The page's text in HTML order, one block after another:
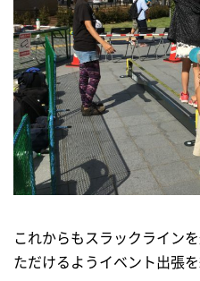
これからもスラックライン
ただけるようイベント出張